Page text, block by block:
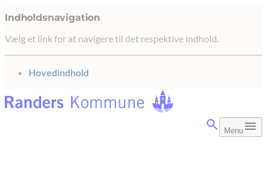
Indholdsnavigation
Vælg et link for at navigere til det respektive indhold.
gå til
Hovedindhold
Menu